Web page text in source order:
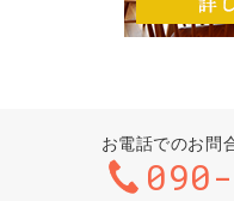
お電話でのお問